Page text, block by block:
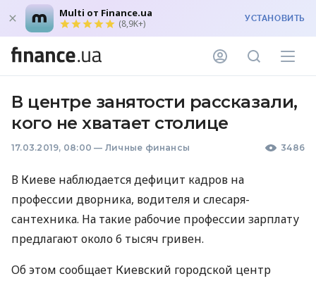
Multi от Finance.ua
(8,9K+) УСТАНОВИТЬ
В центре занятости рассказали,
кого не хватает столице
17.03.2019, 08:00 — Личные финансы 3486
В Киеве наблюдается дефицит кадров на
профессии дворника, водителя и слесаря-
сантехника. На такие рабочие профессии зарплату
предлагают около 6 тысяч гривен.
Об этом сообщает Киевский городской центр